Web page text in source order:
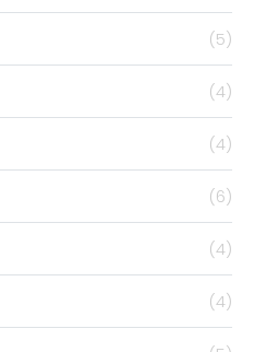
(5)
(4)
(4)
(6)
(4)
(4)